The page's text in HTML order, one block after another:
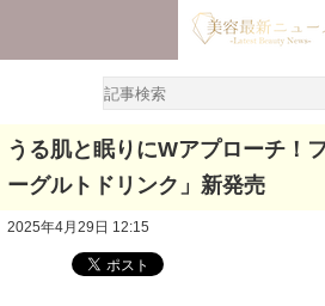
うる肌と眠りにWアプローチ！
ーグルトドリンク」新発売
2025年4月29日 12:15